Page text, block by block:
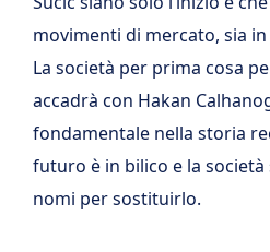
movimenti di mercato, sia
La società per prima cosa
accadrà con Hakan
fondamentale nella storia
futuro è in bilico e la
nomi per sostituirlo.